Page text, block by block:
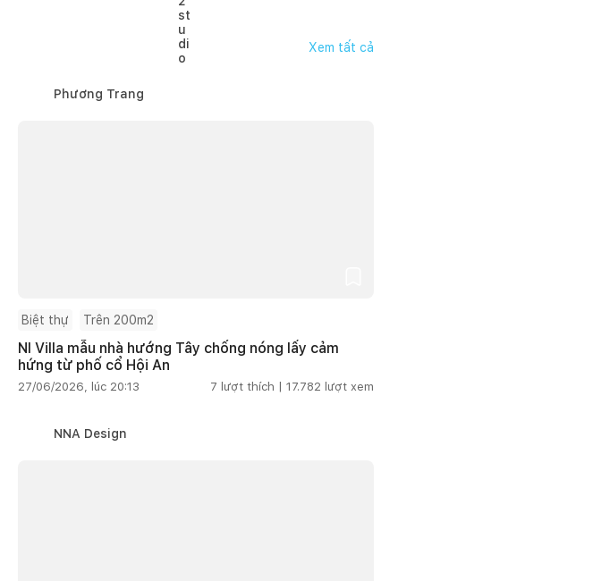
Xem tất cả
Phương Trang
Biệt thự Trên 200m2
NI Villa mẫu nhà hướng Tây chống nóng lấy cảm
hứng từ phố cổ Hội An
27/06/2026, lúc 20:13 7 lượt thích | 17.782 lượt xem
NNA Design